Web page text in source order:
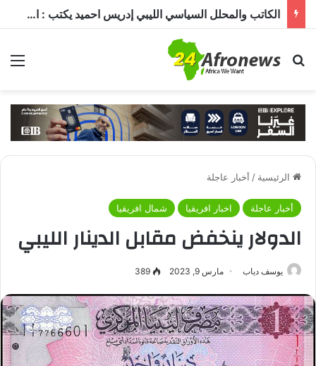
الكاتب والمحلل السياسي الليبي إدريس احميد يكتب : الكاميرون في ظل غياب بول بيا… قراءة في المشهد وأسباب الغياب ومآلات الأوضاع
بحث عن
الرئيسية / أخبار عاجلة
أخبار عاجلة اخبار افريقيا شمال افريقيا
الدولار ينخفض مقابل الدينار الليبي
يوسف دياب مارس 9, 2023 389